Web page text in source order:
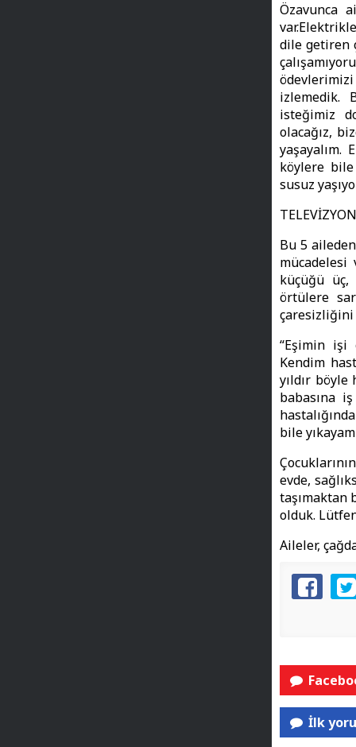
Özavunca
dile getiren
izlemedik.
isteğimiz
olacağız,
yaşayalım.
köylere
susuz
Bu 5
küçüğü
örtülere
çaresizliğini
“Eşimin işi
Kendim
yıldır böyle
babasına
bile
evde,
taşımaktan
olduk.
Aileler,
İlk